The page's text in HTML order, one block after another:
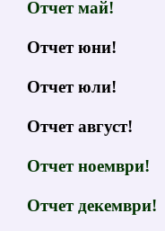
Отчет май!
Отчет юни!
Отчет юли!
Отчет август!
Отчет ноември!
Отчет декември!